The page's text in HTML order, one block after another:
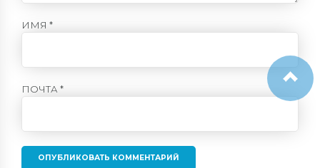
ИМЯ *
ПОЧТА *
ОПУБЛИКОВАТЬ КОММЕНТАРИЙ